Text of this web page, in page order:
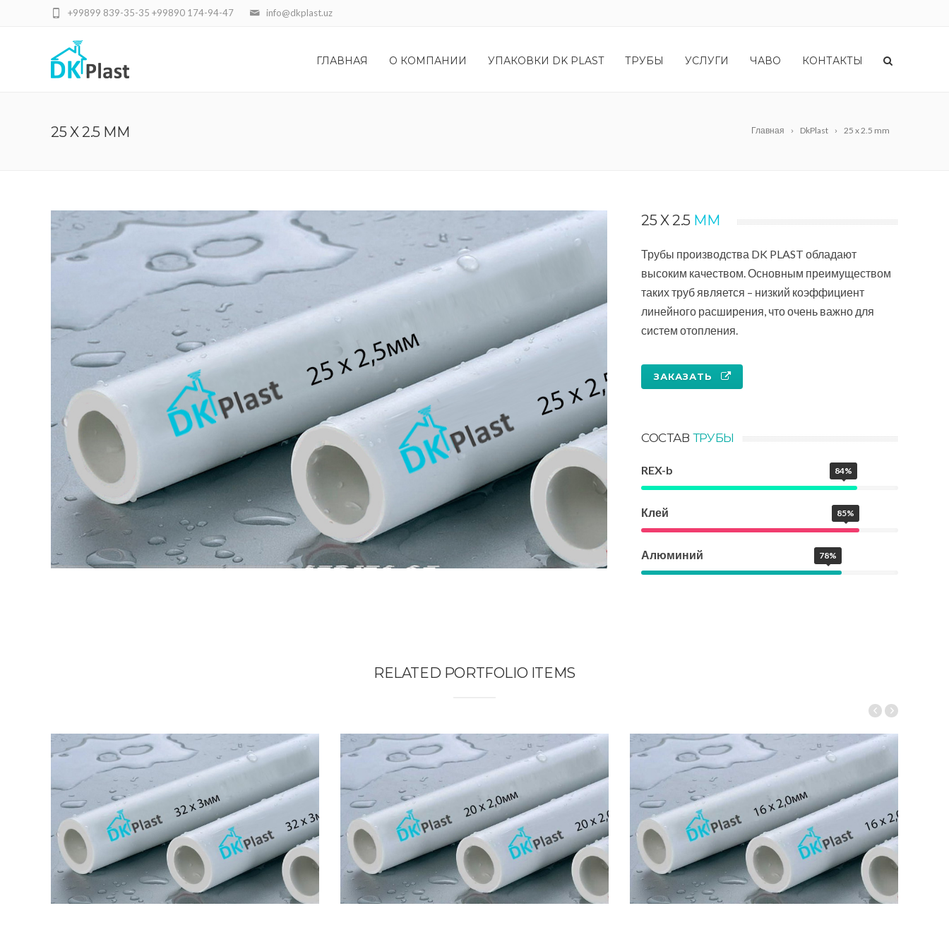
info@dkplast.uz
+99899 839-35-35 +99890 174-94-47
ГЛАВНАЯ О КОМПАНИИ УПАКОВКИ DK PLAST ТРУБЫ УСЛУГИ ЧАВО КОНТАКТЫ
Главная DkPlast 25 x 2.5 mm
25 X 2.5 MM
25 X 2.5 MM
Трубы производства DK PLAST обладают
высоким качеством. Основным преимуществом
таких труб является – низкий коэффициент
линейного расширения, что очень важно для
систем отопления.
ЗАКАЗАТЬ
СОСТАВ ТРУБЫ
REX-b 84%
Клей 85%
Алюминий 78%
RELATED PORTFOLIO ITEMS